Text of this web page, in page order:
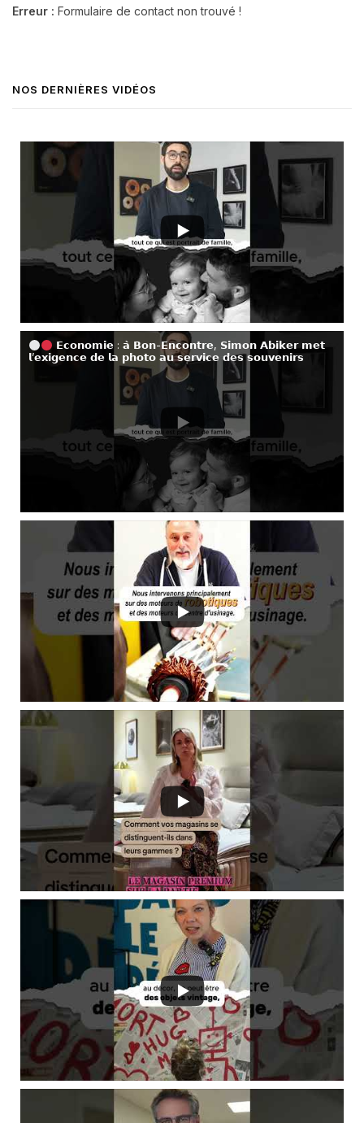
Erreur : Formulaire de contact non trouvé !
NOS DERNIÈRES VIDÉOS
𝗘𝗰𝗼𝗻𝗼𝗺𝗶𝗲 : 𝗮̀ 𝗕𝗼𝗻-𝗘𝗻𝗰𝗼𝗻𝘁𝗿𝗲, 𝗦𝗶𝗺𝗼𝗻 𝗔𝗯𝗶𝗸𝗲𝗿 𝗺𝗲𝘁
𝗹’𝗲𝘅𝗶𝗴𝗲𝗻𝗰𝗲 𝗱𝗲 𝗹𝗮 𝗽𝗵𝗼𝘁𝗼 𝗮𝘂 𝘀𝗲𝗿𝘃𝗶𝗰𝗲 𝗱𝗲𝘀 𝘀𝗼𝘂𝘃𝗲𝗻𝗶𝗿𝘀